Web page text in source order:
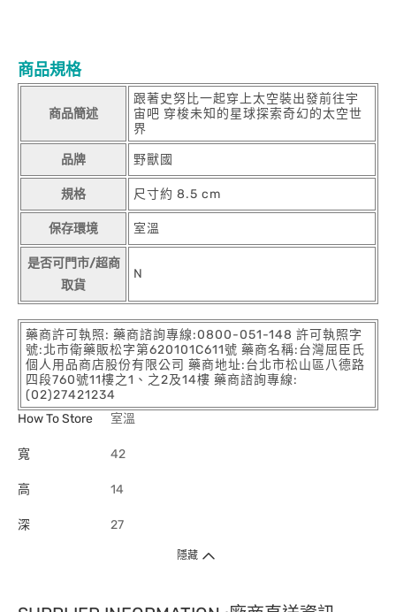
商品規格
商品簡述
跟著史努比一起穿上太空裝出發前往宇
宙吧 穿梭未知的星球探索奇幻的太空世
界
品牌 野獸國
規格 尺寸約 8.5 cm
保存環境 室溫
是否可門市/超商
取貨
N
藥商許可執照: 藥商諮詢專線:0800-051-148 許可執照字
號:北市衛藥販松字第620101C611號 藥商名稱:台灣屈臣氏
個人用品商店股份有限公司 藥商地址:台北市松山區八德路
四段760號11樓之1、之2及14樓 藥商諮詢專線:
(02)27421234
How To Store
室溫
寬 42
高 14
深 27
隱藏